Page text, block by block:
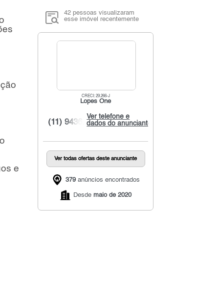
e
42 pessoas visualizaram
esse imóvel recentemente
CRECI: 29.266-J
Lopes One
Ver telefone e
dados do anunciante
(11) 9436...
Ver todas ofertas deste anunciante
379anúncios encontrados
Desde maio de 2020